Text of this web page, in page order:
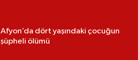
Afyon’da dört yaşındaki çocuğun
şüpheli ölümü